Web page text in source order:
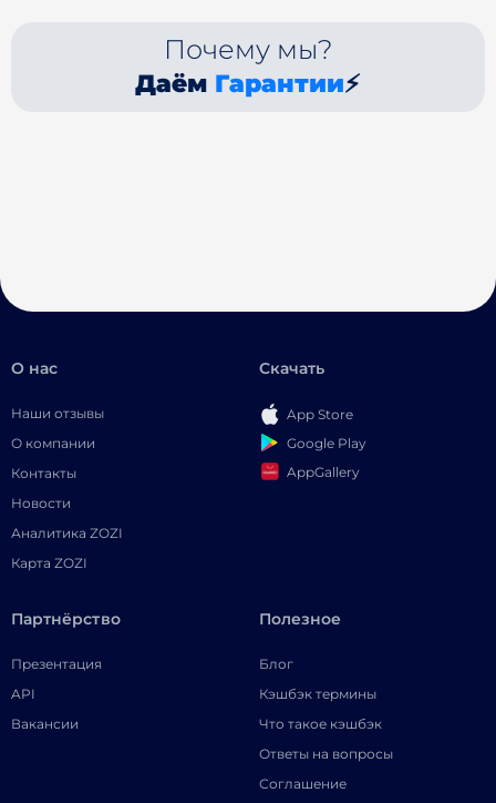
Почему мы?
Даём Гарантии⚡
О нас
Наши отзывы
О компании
Контакты
Новости
Аналитика ZOZI
Карта ZOZI
Скачать
App Store
Google Play
AppGallery
Партнёрство
Презентация
API
Вакансии
Полезное
Блог
Кэшбэк термины
Что такое кэшбэк
Ответы на вопросы
Соглашение